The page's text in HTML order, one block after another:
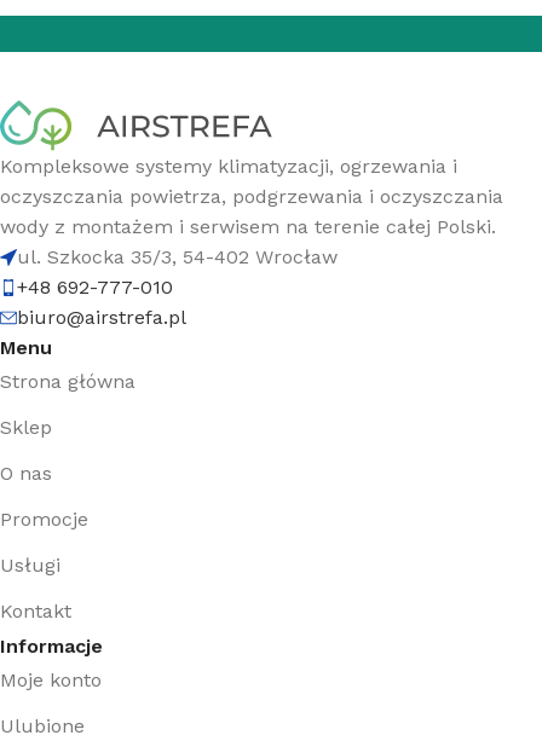
Kompleksowe systemy klimatyzacji, ogrzewania i
oczyszczania powietrza, podgrzewania i oczyszczania
wody z montażem i serwisem na terenie całej Polski.
ul. Szkocka 35/3, 54-402 Wrocław
+48 692-777-010
biuro@airstrefa.pl
Menu
Strona główna
Sklep
O nas
Promocje
Usługi
Kontakt
Informacje
Moje konto
Ulubione